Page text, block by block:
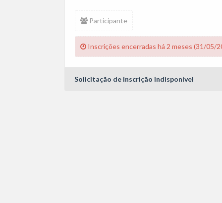
Participante
Inscrições encerradas há 2 meses (31/05/
Solicitação de inscrição indisponível